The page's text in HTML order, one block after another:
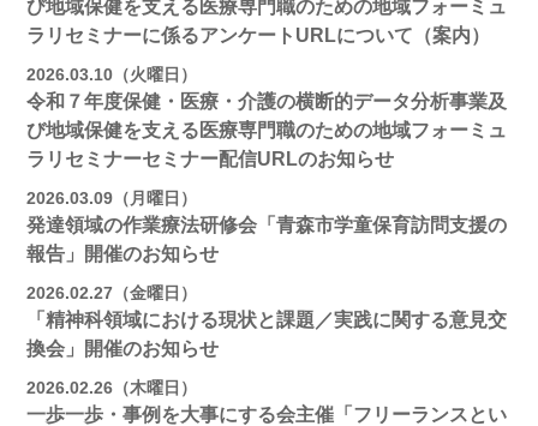
び地域保健を支える医療専門職のための地域フォーミュ
ラリセミナーに係るアンケートURLについて（案内）
2026.03.10（火曜日）
令和７年度保健・医療・介護の横断的データ分析事業及
び地域保健を支える医療専門職のための地域フォーミュ
ラリセミナーセミナー配信URLのお知らせ
2026.03.09（月曜日）
発達領域の作業療法研修会「青森市学童保育訪問支援の
報告」開催のお知らせ
2026.02.27（金曜日）
「精神科領域における現状と課題／実践に関する意見交
換会」開催のお知らせ
2026.02.26（木曜日）
一歩一歩・事例を大事にする会主催「フリーランスとい